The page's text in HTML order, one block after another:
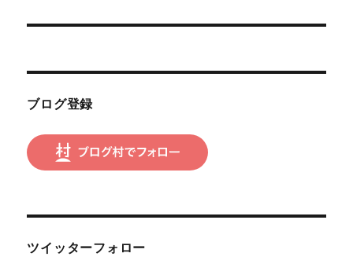
ー
投
ブログ登録
ツイッターフォロー